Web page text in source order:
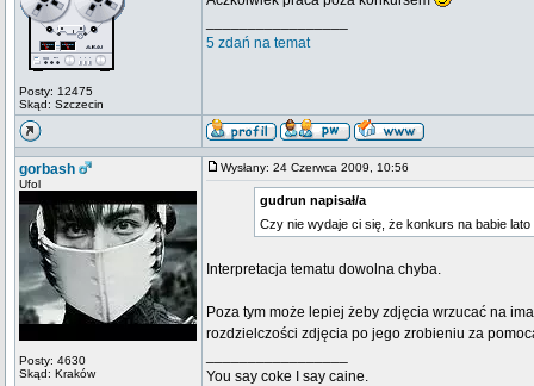
Posty: 12475
Skąd: Szczecin
5 zdań na temat
gorbash
Ufol
Posty: 4630
Skąd: Kraków
Wysłany: 24 Czerwca 2009, 10:56
gudrun napisał/a
Czy nie wydaje ci się, że konkurs na babie lato
Interpretacja tematu dowolna chyba.
Poza tym może lepiej żeby zdjęcia wrzucać na
rozdzielczości zdjęcia po jego zrobieniu za
You say coke I say caine.